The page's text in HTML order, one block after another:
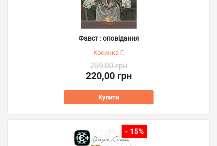
Фавст : оповідання
Косинка Г.
259,00 грн
220,00 грн
Купити
- 15%